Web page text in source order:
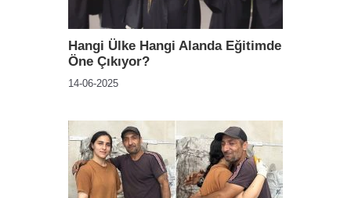
Hangi Ülke Hangi Alanda Eğitimde
Öne Çıkıyor?
14-06-2025